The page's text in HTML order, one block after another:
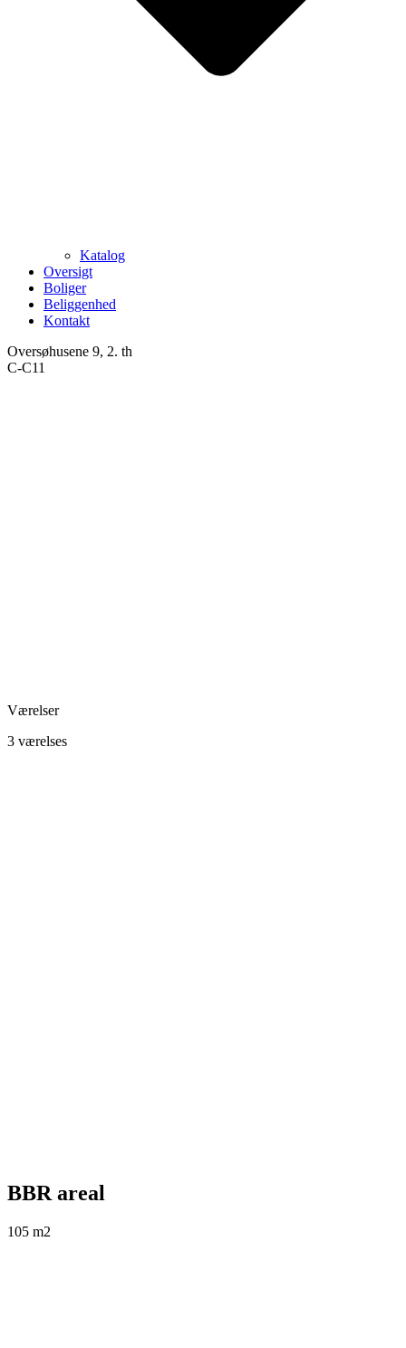
Katalog
Oversigt
Boliger
Beliggenhed
Kontakt
Oversøhusene 9, 2. th
C-C11
Værelser
3 værelses
BBR areal
105 m2